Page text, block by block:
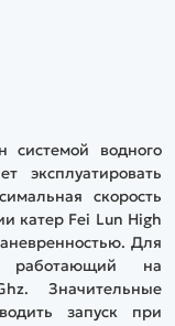
водного
эксплуатировать
скорость
катер Fei Lun High
Для
работающий на
Значительные
запуск при